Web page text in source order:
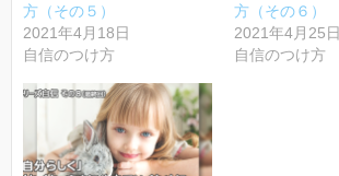
方（その５）
2021年4月18日
自信のつけ方
方（その６）
2021年4月25日
自信のつけ方